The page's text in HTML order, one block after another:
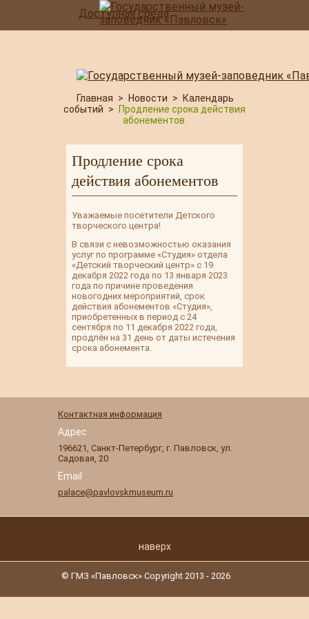
Доступная среда
Главная > Новости >
Календарь
событий >
Продление срока действия
абонементов
Продление срока
действия абонементов
Уважаемые посетители Детского
творческого центра!
В связи с невозможностью оказания
услуг по программе «Студия» отдела
«Детский творческий центр» с 19
декабря 2022 года по 13 января 2023
года по причине проведения
новогодних мероприятий, срок
действия абонементов «Студия»,
приобретенных в период с 24
сентября по 11 декабря 2022 года,
продлён на 31 день от даты истечения
срока абонемента.
Контактная информация
Адрес
196621 Санкт-Петербург г. Павловск ул.
Садовая, 20
Email
palace@pavlovskmuseum.ru
наверх
© ГМЗ «Павловск» Copyright 2013 - 2026